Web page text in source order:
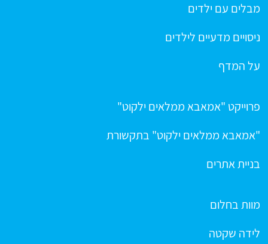
מבלים עם ילדים
ניסויים מדעיים לילדים
על המדף
פרוייקט "אמאבא ממלאים ילקוט"
"אמאבא ממלאים ילקוט" בתקשורת
בניית אתרים
מוות בחלום
לידה שקטה